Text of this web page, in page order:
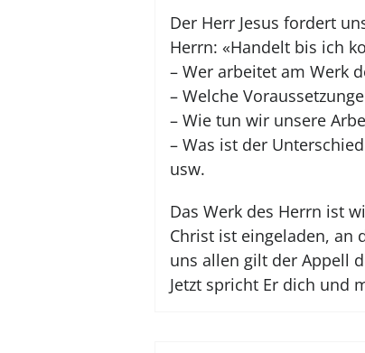
Der Herr Jesus fordert
Herrn: «Handelt bis ich
– Wer arbeitet am Werk
– Welche
– Wie tun wir unsere
– Was ist der
usw.
Das Werk des Herrn ist
Christ ist eingeladen, an
uns allen gilt der Appell
Jetzt spricht Er dich und